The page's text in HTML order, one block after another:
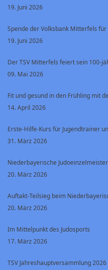
19. Juni 2026
Spende der Volksbank Mitterfels für
19. Juni 2026
Der TSV Mitterfels feiert sein 100-
09. Mai 2026
Fit und gesund in den Frühling mit
14. April 2026
Erste-Hilfe-Kurs für Jugendtrainer
31. März 2026
Niederbayerische
20. März 2026
Auftakt-Teilsieg beim
20. März 2026
Im Mittelpunkt des Judosports
17. März 2026
TSV Jahreshauptversammlung 2026